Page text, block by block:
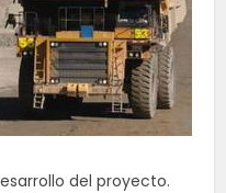
del proyecto.